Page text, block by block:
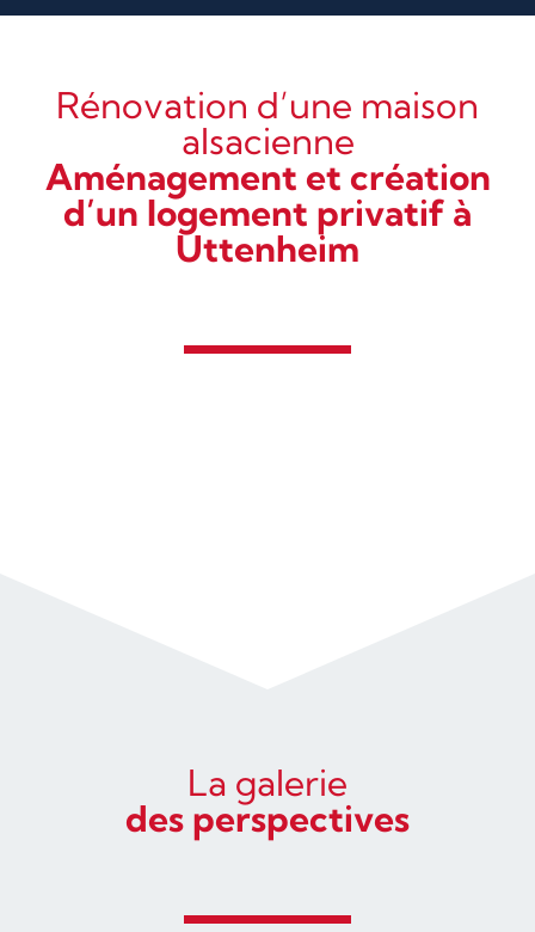
Rénovation d’une maison
alsacienne
Aménagement et création
d’un logement privatif à
Uttenheim
La galerie
des perspectives